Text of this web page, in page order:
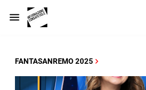
FANTASANREMO 2025